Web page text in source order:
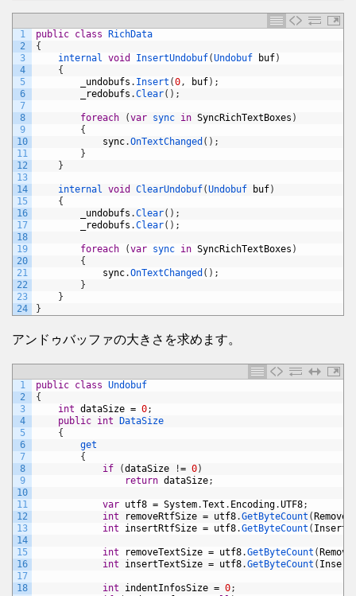
1
2
3
4
5
6
7
8
9
10
11
12
13
14
15
16
17
18
19
20
21
22
23
24
public class
RichData
{
internal void InsertUndobuf(Undobuf buf)
{
_undobufs . Insert (0, buf) ;
_redobufs .Clear( ) ;
foreach (var sync in SyncRichTextBoxes )
{
sync.OnTextChanged ( ) ;
}
}
internal void ClearUndobuf(Undobuf buf)
{
_undobufs .Clear( ) ;
_redobufs .Clear( ) ;
foreach (var sync in SyncRichTextBoxes )
{
sync.OnTextChanged ( ) ;
}
}
}
アンドゥバッファの大きさを求めます。
1
2
3
4
5
6
7
8
9
10
11
12
13
14
15
16
17
18
public class Undobuf
{
int dataSize = 0;
public int
DataSize
{
get
{
if
(dataSize != 0)
return dataSize;
var utf8 = System.Text . Encoding.UTF8;
int
removeRtfSize = utf8.GetByteCount (
int
insertRtfSize = utf8.GetByteCount (
int removeTextSize = utf8.GetByteCount (
int
insertTextSize = utf8.GetByteCount (
int indentInfosSize = 0;